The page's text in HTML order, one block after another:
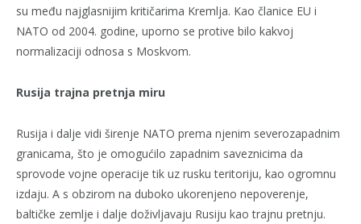
su među najglasnijim kritičarima Kremlja. Kao članice EU i
NATO od 2004. godine, uporno se protive bilo kakvoj
normalizaciji odnosa s Moskvom.
Rusija trajna pretnja miru
Rusija i dalje vidi širenje NATO prema njenim severozapadnim
granicama, što je omogućilo zapadnim saveznicima da
sprovode vojne operacije tik uz rusku teritoriju, kao ogromnu
izdaju. A s obzirom na duboko ukorenjeno nepoverenje,
baltičke zemlje i dalje doživljavaju Rusiju kao trajnu pretnju.